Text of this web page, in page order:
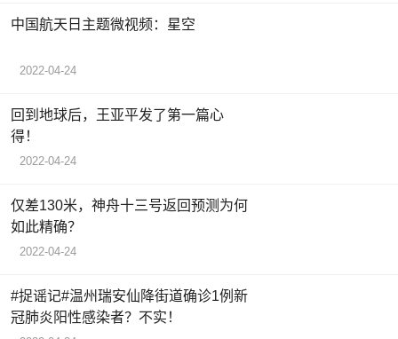
中国航天日主题微视频：星空
2022-04-24
回到地球后，王亚平发了第一篇心
得！
2022-04-24
仅差130米，神舟十三号返回预测为何
如此精确？
2022-04-24
#捉谣记#温州瑞安仙降街道确诊1例新
冠肺炎阳性感染者？不实！